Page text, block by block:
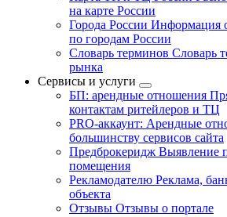
на карте России
Города России Информация
по городам России
Словарь терминов Словарь
рынка
Сервисы и услуги
БП: арендные отношения
контактам ритейлеров и ТЦ
PRO-аккаунт: Арендные
большинству сервисов сайта
Предброкеридж Выявление
помещения
Рекламодателю Реклама,
объекта
Отзывы Отзывы о портале